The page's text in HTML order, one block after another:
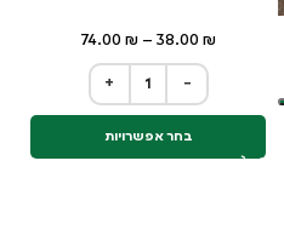
38.00 ₪
–
74.00 ₪
+ −
בחר אפשרויות